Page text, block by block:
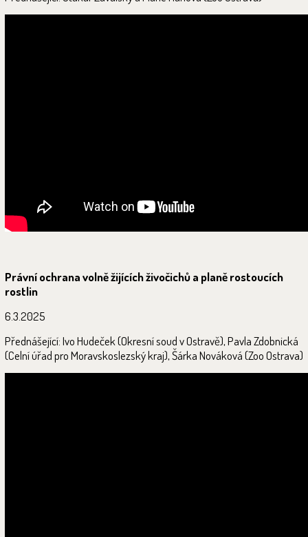
Právní ochrana volně žijících živočichů a planě rostoucích
rostlin
6.3.2025
Přednášející: Ivo Hudeček (Okresní soud v Ostravě), Pavla Zdobnická
(Celní úřad pro Moravskoslezský kraj), Šárka Nováková (Zoo Ostrava)